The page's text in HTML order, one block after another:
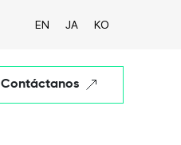
EN JA KO
Contáctanos